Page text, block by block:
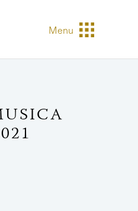
Menu